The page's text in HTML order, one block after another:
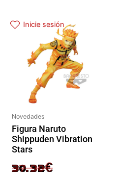
Inicie sesión
Novedades
Figura Naruto
Shippuden Vibration
Stars
37.90€
30.32€